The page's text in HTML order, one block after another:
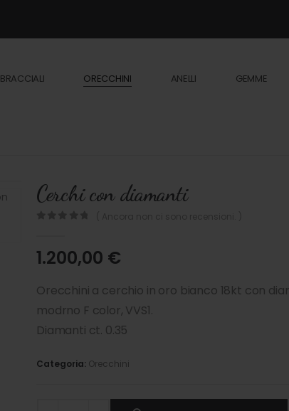
BRACCIALI ORECCHINI ANELLI GEMME
Cerchi con diamanti
1.200,00 €
Orecchini a cerchio in oro bianco 18kt con
modrno F color, VVS1.
Diamanti ct. 0.35
Categoria: Orecchini